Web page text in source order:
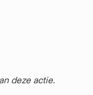
deze actie.